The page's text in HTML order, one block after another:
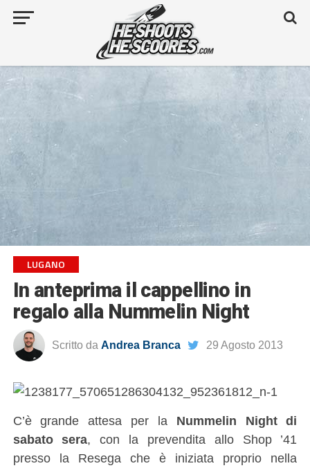
LUGANO
In anteprima il cappellino in
regalo alla Nummelin Night
Scritto da Andrea Branca 29 Agosto 2013
C’è grande attesa per la Nummelin Night di
sabato sera, con la prevendita allo Shop ’41
presso la Resega che è iniziata proprio nella